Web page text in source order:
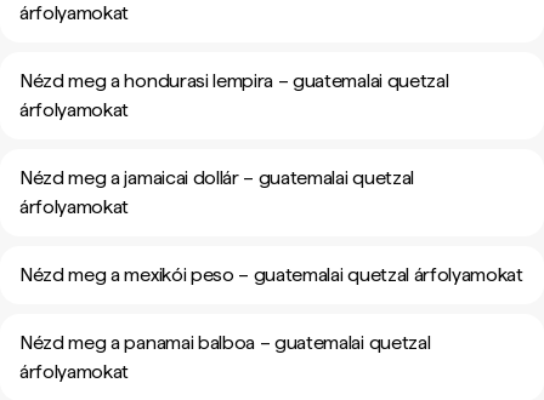
árfolyamokat
Nézd meg a hondurasi lempira – guatemalai quetzal
árfolyamokat
Nézd meg a jamaicai dollár – guatemalai quetzal
árfolyamokat
Nézd meg a mexikói peso – guatemalai quetzal árfolyamokat
Nézd meg a panamai balboa – guatemalai quetzal
árfolyamokat